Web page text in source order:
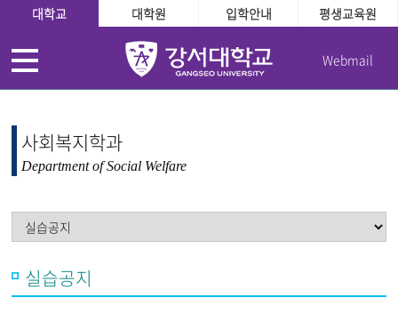
대학교 대학원 입학안내 평생교육원
Webmail
사회복지학과
Department of Social Welfare
실습공지